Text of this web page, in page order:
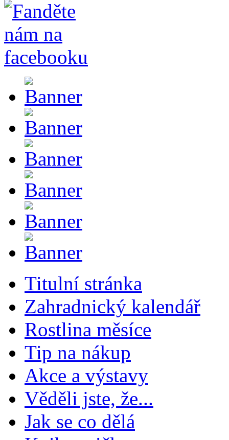
Titulní stránka
Zahradnický kalendář
Rostlina měsíce
Tip na nákup
Akce a výstavy
Věděli jste, že...
Jak se co dělá